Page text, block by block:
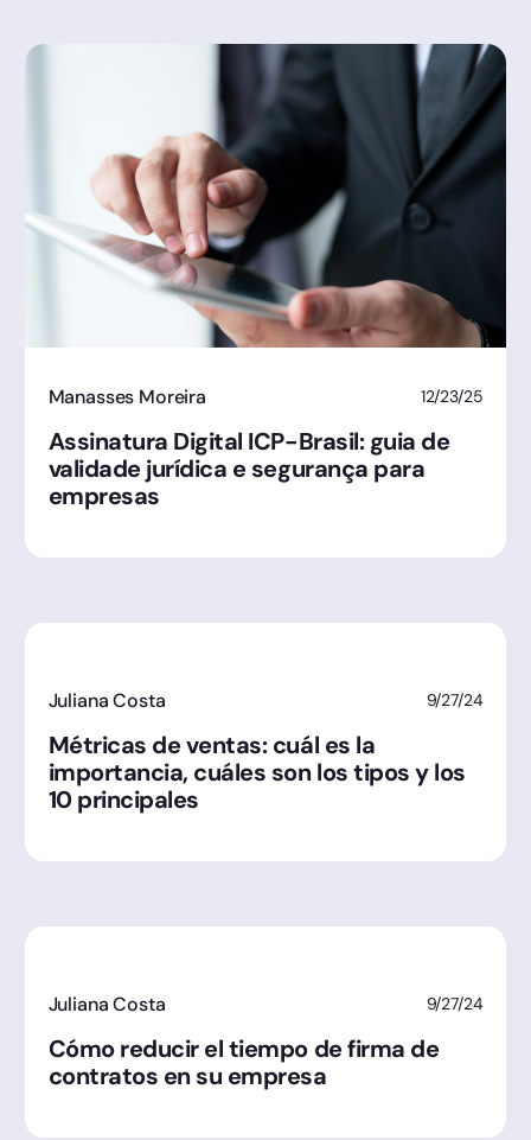
Manasses Moreira 12/23/25
Assinatura Digital ICP-Brasil: guia de
validade jurídica e segurança para
empresas
Juliana Costa 9/27/24
Métricas de ventas: cuál es la
importancia, cuáles son los tipos y los
10 principales
Juliana Costa 9/27/24
Cómo reducir el tiempo de firma de
contratos en su empresa